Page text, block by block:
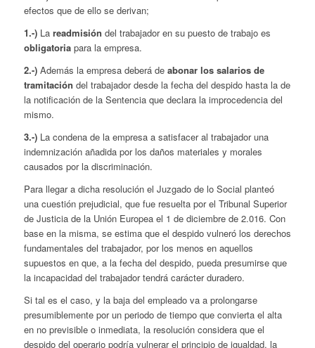
efectos que de ello se derivan;
1.-)La readmisión del trabajador en su puesto de trabajo es
obligatoria para la empresa.
2.-)Además la empresa deberá de abonar los salarios de
tramitación del trabajador desde la fecha del despido hasta la de
la notificación de la Sentencia que declara la improcedencia del
mismo.
3.-)La condena de la empresa a satisfacer al trabajador una
indemnización añadida por los daños materiales y morales
causados por la discriminación.
Para llegar a dicha resolución el Juzgado de lo Social planteó
una cuestión prejudicial, que fue resuelta por el Tribunal Superior
de Justicia de la Unión Europea el 1 de diciembre de 2.016. Con
base en la misma, se estima que el despido vulneró los derechos
fundamentales del trabajador, por los menos en aquellos
supuestos en que, a la fecha del despido, pueda presumirse que
la incapacidad del trabajador tendrá carácter duradero.
Si tal es el caso, y la baja del empleado va a prolongarse
presumiblemente por un periodo de tiempo que convierta el alta
en no previsible o inmediata, la resolución considera que el
despido del operario podría vulnerar el principio de igualdad, la